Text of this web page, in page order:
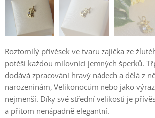
Roztomilý přívěsek ve tvaru zajíčka ze
potěší každou milovnici jemných šperků.
dodává zpracování hravý nádech a dělá z
narozeninám, Velikonocům nebo jako
nejmenší. Díky své střední velikosti je
a přitom nenápadně elegantní.